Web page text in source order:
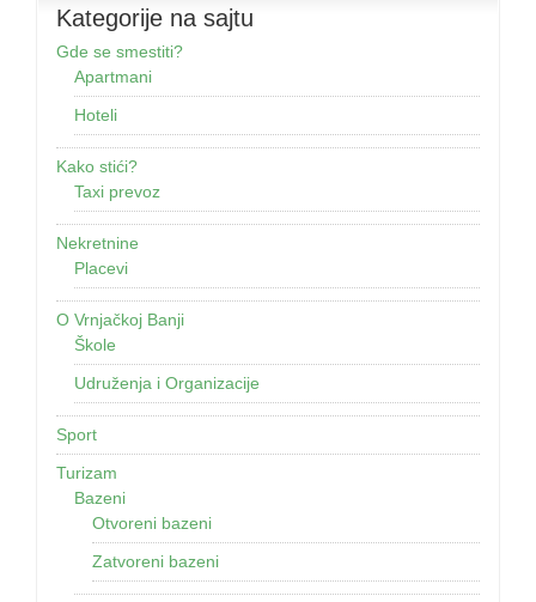
Kategorije na sajtu
Gde se smestiti?
Apartmani
Hoteli
Kako stići?
Taxi prevoz
Nekretnine
Placevi
O Vrnjačkoj Banji
Škole
Udruženja i Organizacije
Sport
Turizam
Bazeni
Otvoreni bazeni
Zatvoreni bazeni